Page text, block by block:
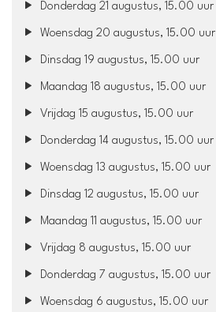
Donderdag 21 augustus, 15.00 uur
Woensdag 20 augustus, 15.00 uur
Dinsdag 19 augustus, 15.00 uur
Maandag 18 augustus, 15.00 uur
Vrijdag 15 augustus, 15.00 uur
Donderdag 14 augustus, 15.00 uur
Woensdag 13 augustus, 15.00 uur
Dinsdag 12 augustus, 15.00 uur
Maandag 11 augustus, 15.00 uur
Vrijdag 8 augustus, 15.00 uur
Donderdag 7 augustus, 15.00 uur
Woensdag 6 augustus, 15.00 uur